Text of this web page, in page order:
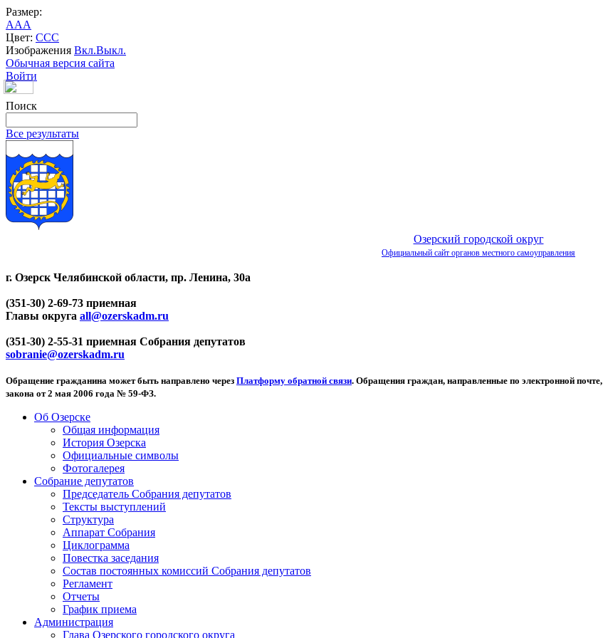
Размер:
AAA
Цвет: CCC
Изображения Вкл.Выкл.
Обычная версия сайта
Войти
Поиск
Все результаты
Озерский городской округ
Официальный сайт органов местного самоуправления
г. Озерск Челябинской области, пр. Ленина, 30а
(351-30) 2-69-73 приемная
Главы округа all@ozerskadm.ru
(351-30) 2-55-31 приемная Собрания депутатов
sobranie@ozerskadm.ru
Обращение гражданина может быть направлено через Платформу обратной связи. Обращения граждан, направленные по электронной почте,
закона от 2 мая 2006 года № 59-ФЗ.
Об Озерске
Общая информация
История Озерска
Официальные символы
Фотогалерея
Собрание депутатов
Председатель Собрания депутатов
Тексты выступлений
Структура
Аппарат Собрания
Циклограмма
Повестка заседания
Состав постоянных комиссий Собрания депутатов
Регламент
Отчеты
График приема
Администрация
Глава Озерского городского округа